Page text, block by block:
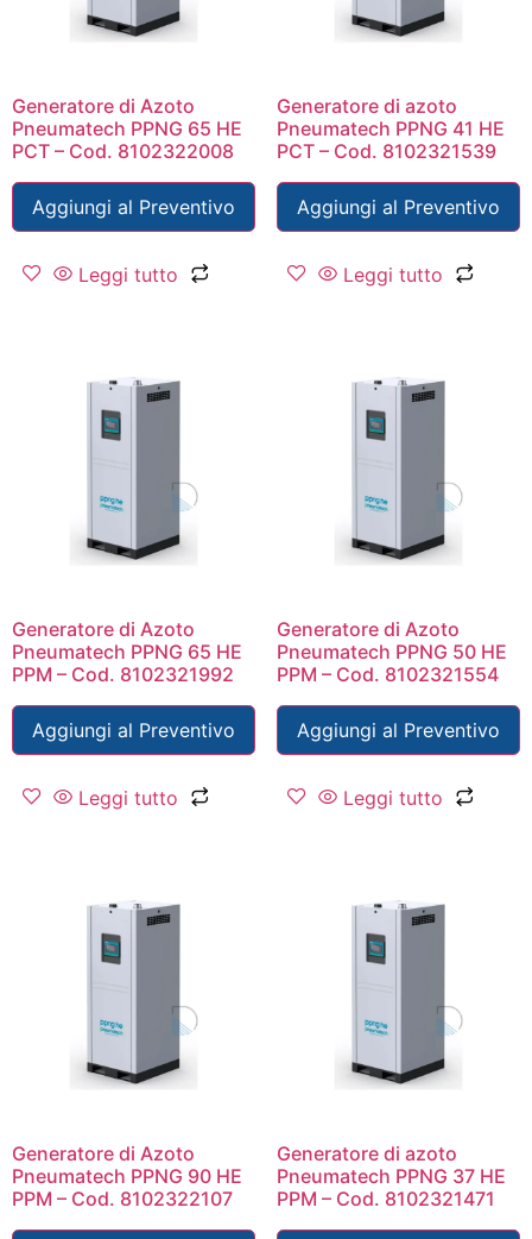
Generatore di Azoto
Pneumatech PPNG 65 HE
PCT – Cod. 8102322008
Aggiungi al Preventivo
Leggi tutto
Generatore di azoto
Pneumatech PPNG 41 HE
PCT – Cod. 8102321539
Aggiungi al Preventivo
Leggi tutto
Generatore di Azoto
Pneumatech PPNG 65 HE
PPM – Cod. 8102321992
Aggiungi al Preventivo
Leggi tutto
Generatore di Azoto
Pneumatech PPNG 50 HE
PPM – Cod. 8102321554
Aggiungi al Preventivo
Leggi tutto
Generatore di Azoto
Pneumatech PPNG 90 HE
PPM – Cod. 8102322107
Generatore di azoto
Pneumatech PPNG 37 HE
PPM – Cod. 8102321471